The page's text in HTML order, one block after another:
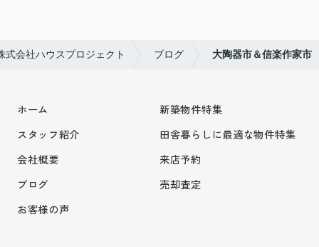
会社ハウスプロジェクト ブログ 大陶器市＆信楽作家市
ホーム
スタッフ紹介
会社概要
ブログ
お客様の声
新築物件特集
田舎暮らしに最適な物件特集
来店予約
売却査定